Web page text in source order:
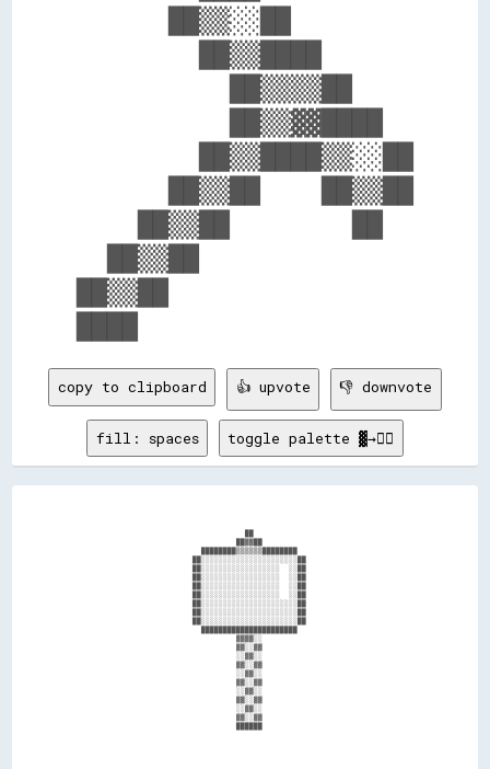
      ██▒▒░░██
        ██▒▒████
          ██▒▒▒▒██
          ██▒▒▓▓████
        ██▒▒████▒▒░░██
      ██▒▒██    ██▒▒██
    ██▒▒██        ██
  ██▒▒██
██▒▒██
copy to clipboard 👍 upvote 👎 downvote
fill: spaces toggle palette ▓→✊🏽
                                          ██▓▓██
                                  ████████▒▒▒▒▒▒████████
                                ██░░░░░░░░░░░░░░░░░░░░░░██
                                ██░░░░░░░░░░░░░░░░░░  ░░██
                                ██░░░░░░░░░░░░░░░░░░  ░░██
                                ██░░░░░░░░░░░░░░░░░░  ░░██
                                ██░░░░░░░░░░░░░░░░░░  ░░██
                                ██░░░░░░░░░░░░░░░░░░░░░░██
                                ██░░░░░░░░░░░░░░░░░░░░░░██
                                ██░░░░░░░░░░░░░░░░░░░░░░██
                                          ▓▓▓▓░░
                                          ▓▓░░▓▓
                                          ░░▓▓░░
                                          ▓▓░░▓▓
                                          ░░▓▓░░
                                          ▓▓░░▓▓
                                          ░░▓▓░░
                                          ▓▓░░▓▓
                                          ░░▓▓░░
                                          ▓▓░░▓▓